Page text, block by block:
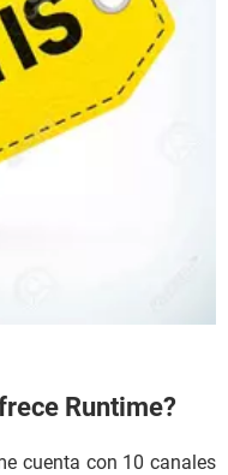
Runtime?
cuenta con 10 canales